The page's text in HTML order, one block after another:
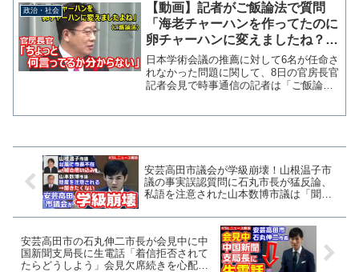
政治・社会
【動画】記者がご飯論法で質問
「海老チャーハンを作ってたのに
卵チャーハンに変えましたね？」
→官房長官「ちょっと何言ってる
か分からない」
日本学術会議の推薦に対して6名が任命さ
れなかった問題に関して、8日の官房長官
記者会見で時事通信の記者は「ご飯論法
安芸高田市議会が学級崩壊！山根温子市
議の事実誤認質問に石丸市長が猛反論、
私語を注意された山本数博市議は「聞き
安芸高田市の石丸伸二市長が会見中に中
国新聞支局長に生電話「着信拒否されて
たらどうしよう」会見欠席続きを心配す